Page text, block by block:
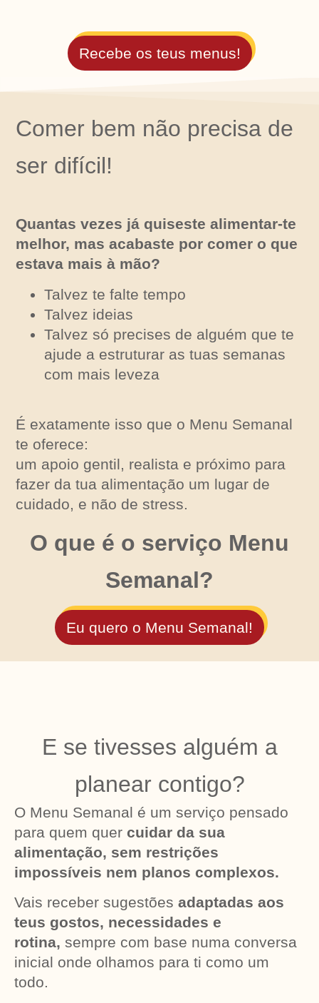
Recebe os teus menus!
Comer bem não precisa de
ser difícil!
Quantas vezes já quiseste alimentar-te
melhor, mas acabaste por comer o que
estava mais à mão?
Talvez te falte tempo
Talvez ideias
Talvez só precises de alguém que te
ajude a estruturar as tuas semanas
com mais leveza
É exatamente isso que o Menu Semanal
te oferece:
um apoio gentil, realista e próximo para
fazer da tua alimentação um lugar de
cuidado, e não de stress.
O que é o serviço Menu
Semanal?
Eu quero o Menu Semanal!
E se tivesses alguém a
planear contigo?
O Menu Semanal é um serviço pensado
para quem quer cuidar da sua
alimentação, sem restrições
impossíveis nem planos complexos.
Vais receber sugestões adaptadas aos
teus gostos, necessidades e
rotina, sempre com base numa conversa
inicial onde olhamos para ti como um
todo.